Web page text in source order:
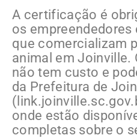
A certificação é
os
que comercializam
animal em Joinville.
não tem custo e
da Prefeitura de
onde estão
completas sobre o